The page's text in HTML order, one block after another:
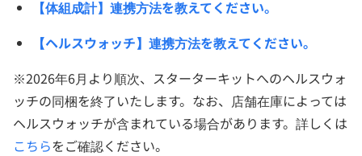
【体組成計】連携方法を教えてください。
【ヘルスウォッチ】連携方法を教えてください。
※2026年6月より順次、スターターキットへのヘルスウォ
ッチの同梱を終了いたします。なお、店舗在庫によっては
ヘルスウォッチが含まれている場合があります。詳しくは
こちらをご確認ください。